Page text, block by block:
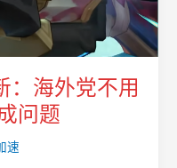
：海外党不用
问题
速